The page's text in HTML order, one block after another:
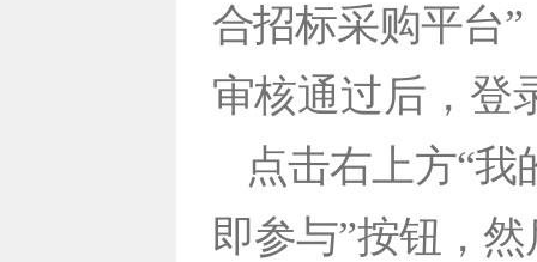
合招标采购平台”
审核通过后，登
点击右上方“我
即参与”按钮，然